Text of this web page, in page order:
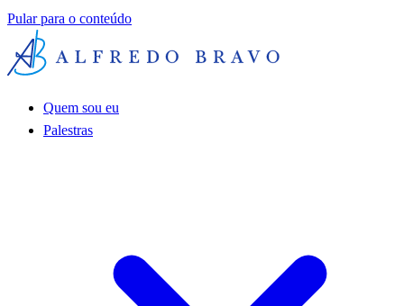
Pular para o conteúdo
Quem sou eu
Palestras